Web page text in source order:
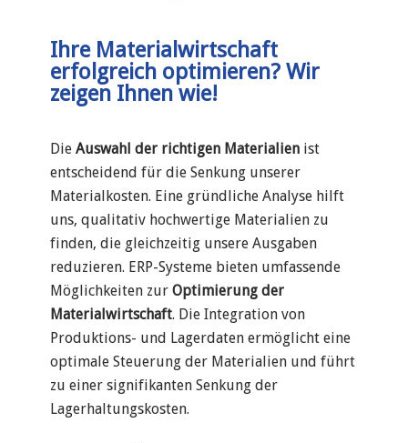
Ihre Materialwirtschaft
erfolgreich optimieren? Wir
zeigen Ihnen wie!
Die Auswahl der richtigen Materialien ist
entscheidend für die Senkung unserer
Materialkosten. Eine gründliche Analyse hilft
uns, qualitativ hochwertige Materialien zu
finden, die gleichzeitig unsere Ausgaben
reduzieren. ERP-Systeme bieten umfassende
Möglichkeiten zur Optimierung der
Materialwirtschaft. Die Integration von
Produktions- und Lagerdaten ermöglicht eine
optimale Steuerung der Materialien und führt
zu einer signifikanten Senkung der
Lagerhaltungskosten.